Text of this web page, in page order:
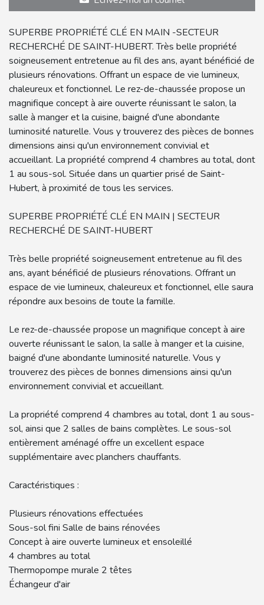
SUPERBE PROPRIÉTÉ CLÉ EN MAIN -SECTEUR
RECHERCHÉ DE SAINT-HUBERT. Très belle propriété
soigneusement entretenue au fil des ans, ayant bénéficié de
plusieurs rénovations. Offrant un espace de vie lumineux,
chaleureux et fonctionnel. Le rez-de-chaussée propose un
magnifique concept à aire ouverte réunissant le salon, la
salle à manger et la cuisine, baigné d'une abondante
luminosité naturelle. Vous y trouverez des pièces de bonnes
dimensions ainsi qu'un environnement convivial et
accueillant. La propriété comprend 4 chambres au total, dont
1 au sous-sol. Située dans un quartier prisé de Saint-
Hubert, à proximité de tous les services.
SUPERBE PROPRIÉTÉ CLÉ EN MAIN | SECTEUR
RECHERCHÉ DE SAINT-HUBERT
Très belle propriété soigneusement entretenue au fil des
ans, ayant bénéficié de plusieurs rénovations. Offrant un
espace de vie lumineux, chaleureux et fonctionnel, elle saura
répondre aux besoins de toute la famille.
Le rez-de-chaussée propose un magnifique concept à aire
ouverte réunissant le salon, la salle à manger et la cuisine,
baigné d'une abondante luminosité naturelle. Vous y
trouverez des pièces de bonnes dimensions ainsi qu'un
environnement convivial et accueillant.
La propriété comprend 4 chambres au total, dont 1 au sous-
sol, ainsi que 2 salles de bains complètes. Le sous-sol
entièrement aménagé offre un excellent espace
supplémentaire avec planchers chauffants.
Caractéristiques :
Plusieurs rénovations effectuées
Sous-sol fini Salle de bains rénovées
Concept à aire ouverte lumineux et ensoleillé
4 chambres au total
Thermopompe murale 2 têtes
Échangeur d'air